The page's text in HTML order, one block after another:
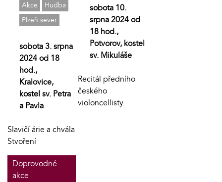
Akce
Hudba
Plzeň sever
sobota 3. srpna
2024 od 18
hod.,
Kralovice,
kostel sv. Petra
a Pavla
Slavičí árie a chvála
Stvoření
sobota 10.
srpna 2024 od
18 hod.,
Potvorov, kostel
sv. Mikuláše
Recitál předního
českého
violoncellisty.
Doprovodné
akce